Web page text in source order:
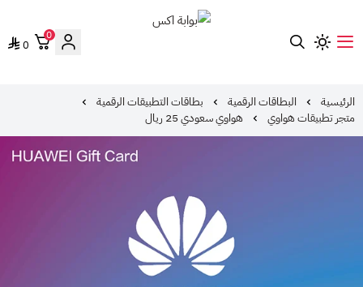
0
0
الرئيسية البطاقات الرقمية
بطاقات التطبيقات الرقمية
متجر تطبيقات هواوي
هواوي سعودي 25 ريال